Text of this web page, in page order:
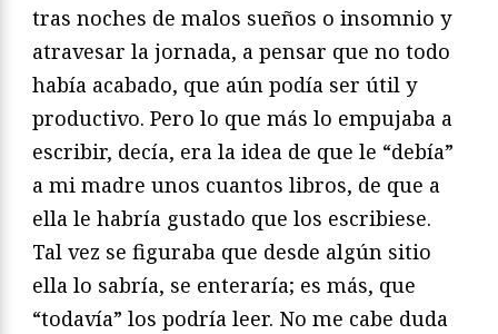
tras noches de malos sueños o insomnio y
atravesar la jornada, a pensar que no todo
había acabado, que aún podía ser útil y
productivo. Pero lo que más lo empujaba a
escribir, decía, era la idea de que le “debía”
a mi madre unos cuantos libros, de que a
ella le habría gustado que los escribiese.
Tal vez se figuraba que desde algún sitio
ella lo sabría, se enteraría; es más, que
“todavía” los podría leer. No me cabe duda